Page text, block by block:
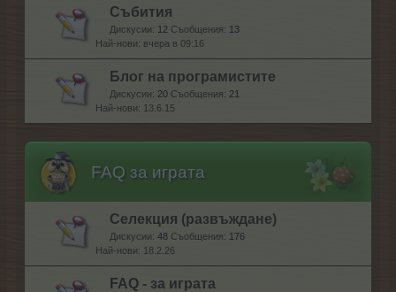
Събития
Дискусии: 12 Съобщения: 13
вчера в 09:16
Блог на програмистите
Дискусии: 20 Съобщения: 21
13.6.15
FAQ за играта
Селекция (развъждане)
Дискусии: 48 Съобщения: 176
18.2.26
FAQ - за играта